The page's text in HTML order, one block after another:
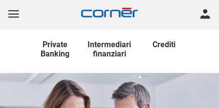
Private
Banking
Intermediari
finanziari
Crediti